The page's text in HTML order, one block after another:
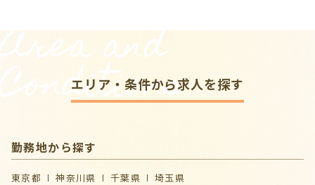
Area and
Conditions
エリア・条件から求人を探す
勤務地から探す
東京都 神奈川県 千葉県 埼玉県